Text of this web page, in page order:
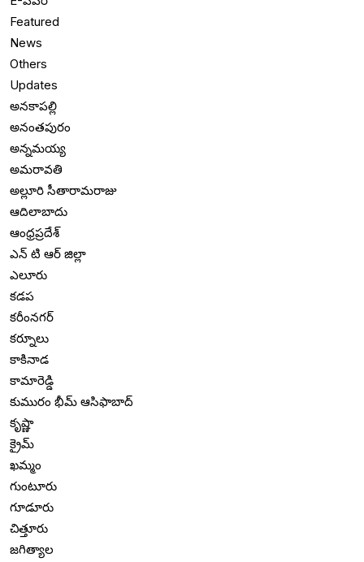
Featured
News
Others
Updates
అనకాపల్లి
అనంతపురం
అన్నమయ్య
అమరావతి
అల్లూరి సీతారామరాజు
ఆదిలాబాదు
ఆంధ్రప్రదేశ్
ఎన్ టి ఆర్ జిల్లా
ఎలూరు
కడప
కరీంనగర్
కర్నూలు
కాకినాడ
కామారెడ్డి
కుమురం భీమ్ ఆసిఫాబాద్
కృష్ణా
క్రైమ్
ఖమ్మం
గుంటూరు
గూడూరు
చిత్తూరు
జగిత్యాల